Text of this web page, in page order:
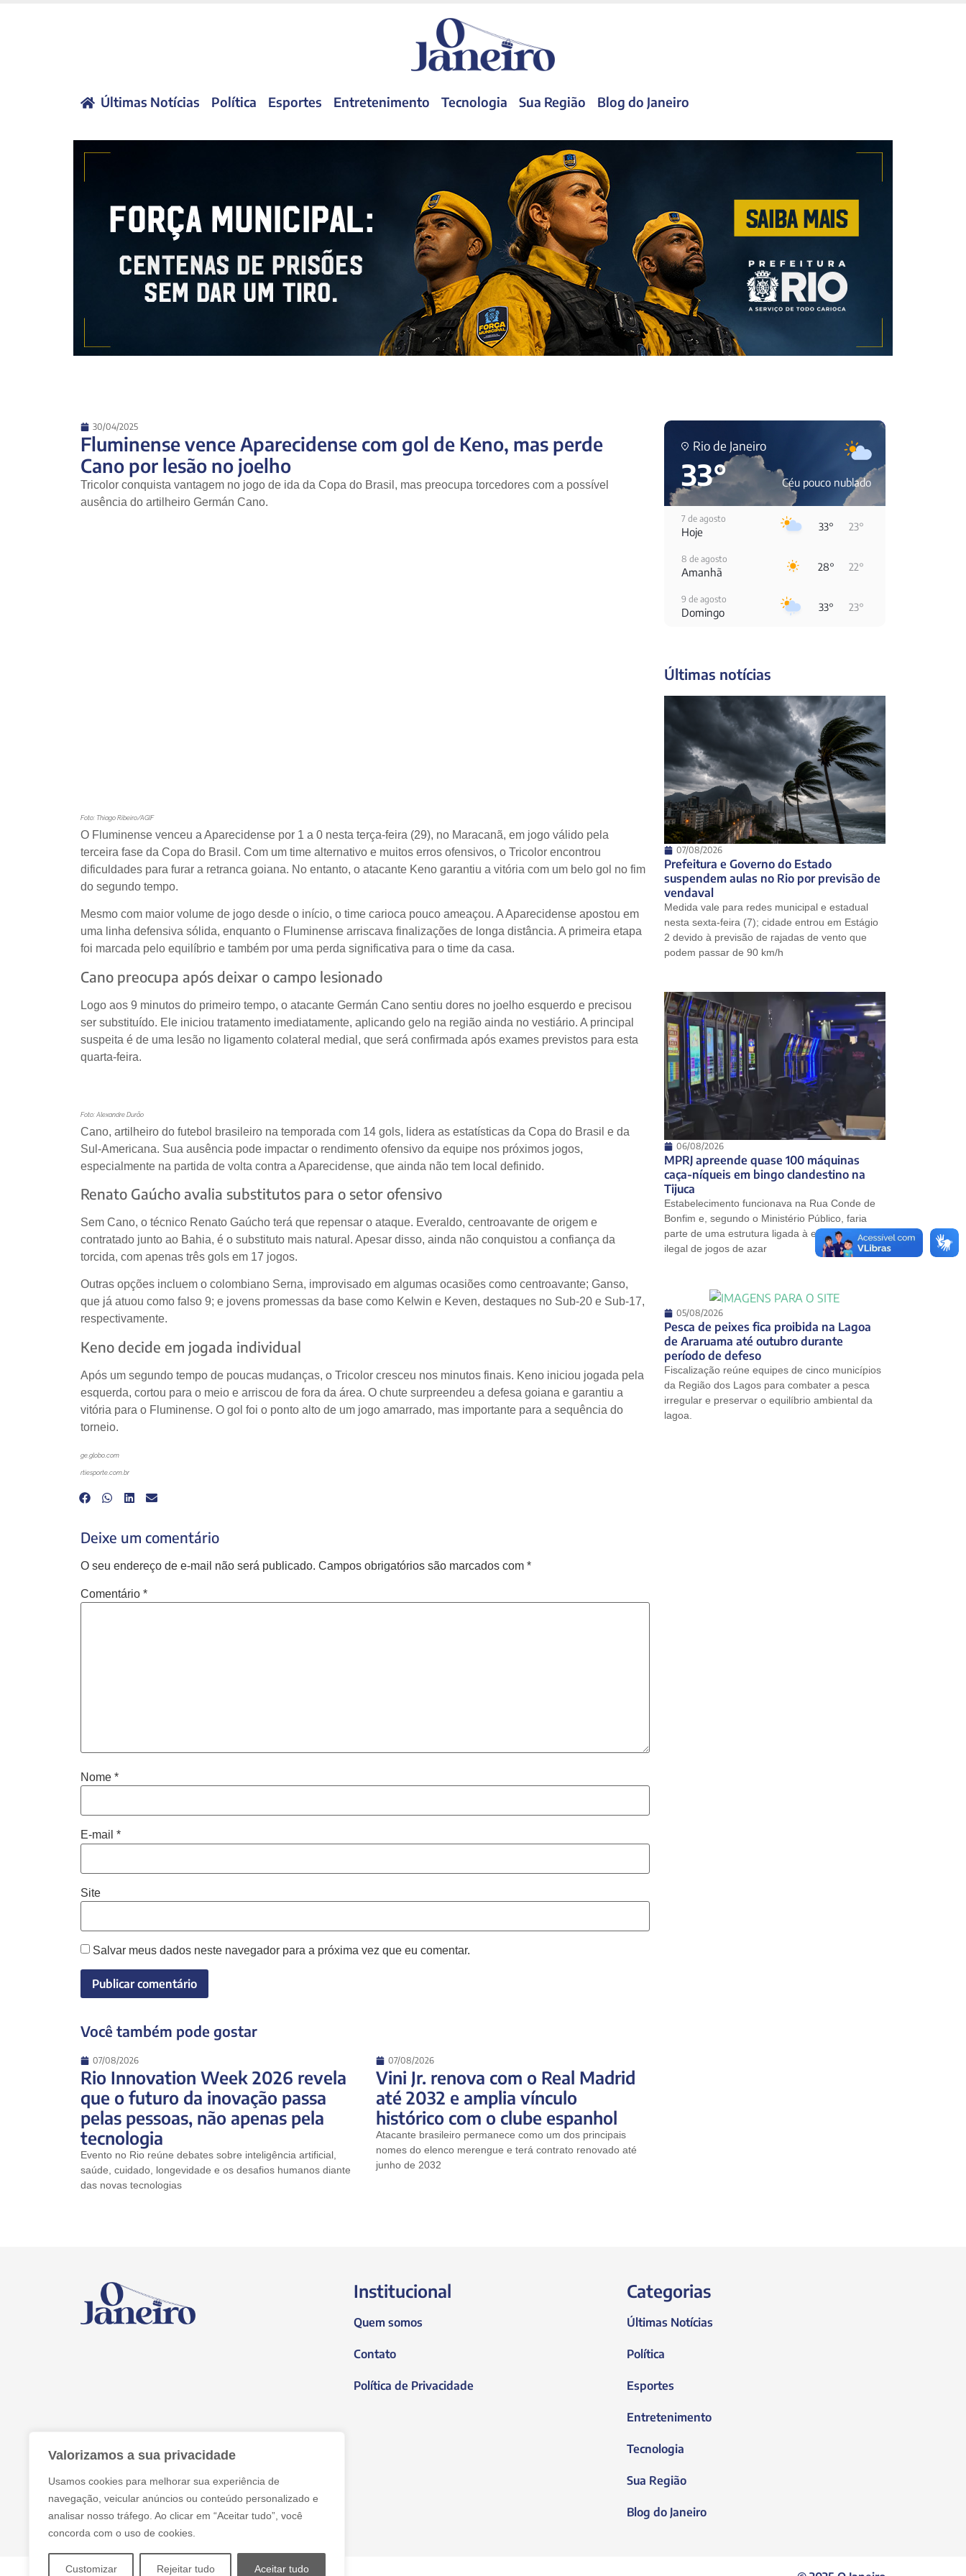
Valorizamos a sua privacidade
Usamos cookies para melhorar sua experiência de
navegação, veicular anúncios ou conteúdo personalizado e
analisar nosso tráfego. Ao clicar em “Aceitar tudo”, você
concorda com o uso de cookies.
Customizar Rejeitar tudo Aceitar tudo
Últimas Notícias Política Esportes Entretenimento Tecnologia Sua Região Blog do Janeiro
30/04/2025
Fluminense vence Aparecidense com gol de Keno, mas perde
Cano por lesão no joelho
Tricolor conquista vantagem no jogo de ida da Copa do Brasil, mas preocupa torcedores com a possível
ausência do artilheiro Germán Cano.
Foto: Thiago Ribeiro/AGIF
O Fluminense venceu a Aparecidense por 1 a 0 nesta terça-feira (29), no Maracanã, em jogo válido pela
terceira fase da Copa do Brasil. Com um time alternativo e muitos erros ofensivos, o Tricolor encontrou
dificuldades para furar a retranca goiana. No entanto, o atacante Keno garantiu a vitória com um belo gol no fim
do segundo tempo.
Mesmo com maior volume de jogo desde o início, o time carioca pouco ameaçou. A Aparecidense apostou em
uma linha defensiva sólida, enquanto o Fluminense arriscava finalizações de longa distância. A primeira etapa
foi marcada pelo equilíbrio e também por uma perda significativa para o time da casa.
Cano preocupa após deixar o campo lesionado
Logo aos 9 minutos do primeiro tempo, o atacante Germán Cano sentiu dores no joelho esquerdo e precisou
ser substituído. Ele iniciou tratamento imediatamente, aplicando gelo na região ainda no vestiário. A principal
suspeita é de uma lesão no ligamento colateral medial, que será confirmada após exames previstos para esta
quarta-feira.
Foto: Alexandre Durão
Cano, artilheiro do futebol brasileiro na temporada com 14 gols, lidera as estatísticas da Copa do Brasil e da
Sul-Americana. Sua ausência pode impactar o rendimento ofensivo da equipe nos próximos jogos,
especialmente na partida de volta contra a Aparecidense, que ainda não tem local definido.
Renato Gaúcho avalia substitutos para o setor ofensivo
Sem Cano, o técnico Renato Gaúcho terá que repensar o ataque. Everaldo, centroavante de origem e
contratado junto ao Bahia, é o substituto mais natural. Apesar disso, ainda não conquistou a confiança da
torcida, com apenas três gols em 17 jogos.
Outras opções incluem o colombiano Serna, improvisado em algumas ocasiões como centroavante; Ganso,
que já atuou como falso 9; e jovens promessas da base como Kelwin e Keven, destaques no Sub-20 e Sub-17,
respectivamente.
Keno decide em jogada individual
Após um segundo tempo de poucas mudanças, o Tricolor cresceu nos minutos finais. Keno iniciou jogada pela
esquerda, cortou para o meio e arriscou de fora da área. O chute surpreendeu a defesa goiana e garantiu a
vitória para o Fluminense. O gol foi o ponto alto de um jogo amarrado, mas importante para a sequência do
torneio.
ge.globo.com
rtiesporte.com.br
Deixe um comentário
O seu endereço de e-mail não será publicado. Campos obrigatórios são marcados com *
Comentário *
Nome *
E-mail *
Site
Salvar meus dados neste navegador para a próxima vez que eu comentar.
Você também pode gostar
07/08/2026
Rio Innovation Week 2026 revela
que o futuro da inovação passa
pelas pessoas, não apenas pela
tecnologia
Evento no Rio reúne debates sobre inteligência artificial,
saúde, cuidado, longevidade e os desafios humanos diante
das novas tecnologias
07/08/2026
Vini Jr. renova com o Real Madrid
até 2032 e amplia vínculo
histórico com o clube espanhol
Atacante brasileiro permanece como um dos principais
nomes do elenco merengue e terá contrato renovado até
junho de 2032
Rio de Janeiro
33° Céu pouco nublado
7 de agosto
Hoje 33° 23°
8 de agosto
Amanhã 28° 22°
9 de agosto
Domingo 33° 23°
11 de agosto
Terça-Feira
12 de agosto
Quarta-Feira 23° 18°
13 de agosto
Quinta-Feira 27° 18°
Últimas notícias
07/08/2026
Prefeitura e Governo do Estado
suspendem aulas no Rio por previsão de
vendaval
Medida vale para redes municipal e estadual
nesta sexta-feira (7); cidade entrou em Estágio
2 devido à previsão de rajadas de vento que
podem passar de 90 km/h
06/08/2026
MPRJ apreende quase 100 máquinas
caça-níqueis em bingo clandestino na
Tijuca
Estabelecimento funcionava na Rua Conde de
Bonfim e, segundo o Ministério Público, faria
parte de uma estrutura ligada à exploração
ilegal de jogos de azar
05/08/2026
Pesca de peixes fica proibida na Lagoa
de Araruama até outubro durante
período de defeso
Fiscalização reúne equipes de cinco municípios
da Região dos Lagos para combater a pesca
irregular e preservar o equilíbrio ambiental da
lagoa.
Institucional
Quem somos
Contato
Política de Privacidade
Categorias
Últimas Notícias
Política
Esportes
Entretenimento
Tecnologia
Sua Região
Blog do Janeiro